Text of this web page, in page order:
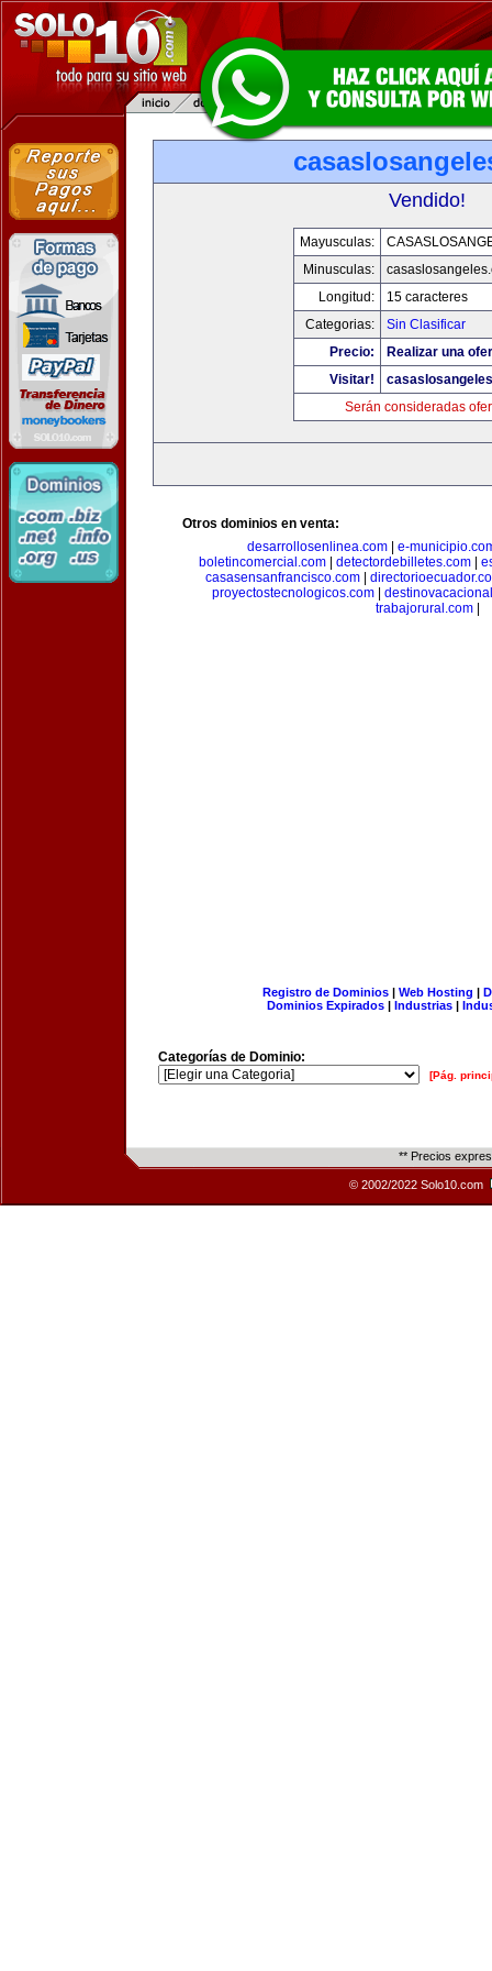
Vendido!
Mayusculas:
Minusculas:
Longitud:
15 caracteres
Categorias:
Sin Clasificar
Precio:
Realizar una
Visitar!
Serán consideradas
Otros dominios en venta:
desarrollosenlinea.com
e-
boletincomercial.com
detectordebilletes.com
casasensanfrancisco.com|
proyectostecnologicos.com|
trabajorural.com|
Registro de Dominios| Web Hosting |
Dominios Expirados | Industrias |
Categorías de Dominio:
[Pág.
** Precios
© 2002/2022 Solo10.com